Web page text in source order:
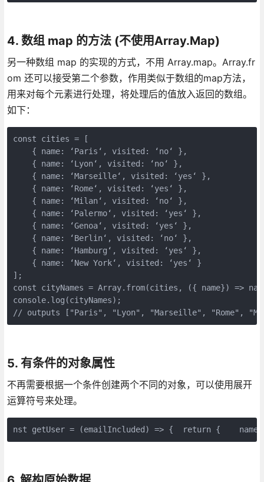
4. 数组 map 的方法 (不使用Array.Map)
另一种数组 map 的实现的方式，不用 Array.map。Array.fr
om 还可以接受第二个参数，作用类似于数组的map方法，
用来对每个元素进行处理，将处理后的值放入返回的数组。
如下：
const cities = [
    { name: ‘Paris‘, visited: ‘no‘ },
    { name: ‘Lyon‘, visited: ‘no‘ },
    { name: ‘Marseille‘, visited: ‘yes‘ },
    { name: ‘Rome‘, visited: ‘yes‘ },
    { name: ‘Milan‘, visited: ‘no‘ },
    { name: ‘Palermo‘, visited: ‘yes‘ },
    { name: ‘Genoa‘, visited: ‘yes‘ },
    { name: ‘Berlin‘, visited: ‘no‘ },
    { name: ‘Hamburg‘, visited: ‘yes‘ },
    { name: ‘New York‘, visited: ‘yes‘ }
];
const cityNames = Array.from(cities, ({ name}) =>
console.log(cityNames);
// outputs ["Paris", "Lyon", "Marseille", "Rome",
5. 有条件的对象属性
不再需要根据一个条件创建两个不同的对象，可以使用展开
运算符号来处理。
nst getUser = (emailIncluded) => {  return {    name: